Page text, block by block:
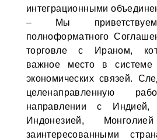
интеграционными
– Мы приветствуем
полноформатного
торговле с Ираном,
важное место в системе
экономических связей.
целенаправленную
направлении с
Индонезией,
заинтересованными